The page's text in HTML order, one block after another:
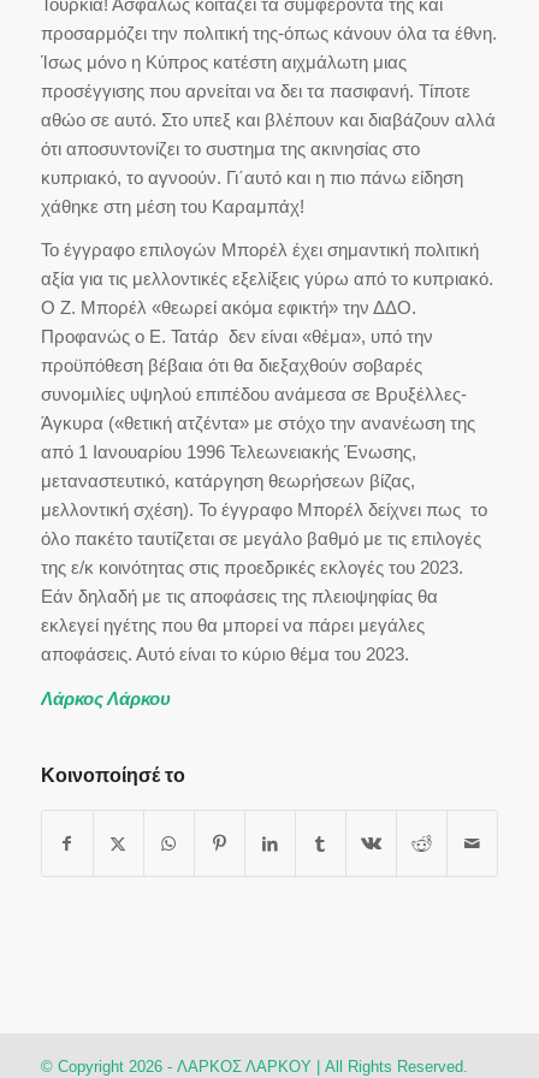
προσαρμόζει την πολιτική της-όπως κάνουν όλα τα έθνη.
Ίσως μόνο η Κύπρος κατέστη αιχμάλωτη μιας
προσέγγισης που αρνείται να δει τα πασιφανή. Τίποτε
αθώο σε αυτό. Στο υπεξ και βλέπουν και διαβάζουν αλλά
ότι αποσυντονίζει το συστημα της ακινησίας στο
κυπριακό, το αγνοούν. Γι΄αυτό και η πιο πάνω είδηση
χάθηκε στη μέση του Καραμπάχ!
Το έγγραφο επιλογών Μπορέλ έχει σημαντική πολιτική
αξία για τις μελλοντικές εξελίξεις γύρω από το κυπριακό.
Ο Ζ. Μπορέλ «θεωρεί ακόμα εφικτή» την ΔΔΟ.
Προφανώς ο Ε. Τατάρ δεν είναι «θέμα», υπό την
προϋπόθεση βέβαια ότι θα διεξαχθούν σοβαρές
συνομιλίες υψηλού επιπέδου ανάμεσα σε Βρυξέλλες-
Άγκυρα («θετική ατζέντα» με στόχο την ανανέωση της
από 1 Ιανουαρίου 1996 Τελεωνειακής Ένωσης,
μεταναστευτικό, κατάργηση θεωρήσεων βίζας,
μελλοντική σχέση). Το έγγραφο Μπορέλ δείχνει πως το
όλο πακέτο ταυτίζεται σε μεγάλο βαθμό με τις επιλογές
της ε/κ κοινότητας στις προεδρικές εκλογές του 2023.
Εάν δηλαδή με τις αποφάσεις της πλειοψηφίας θα
εκλεγεί ηγέτης που θα μπορεί να πάρει μεγάλες
αποφάσεις. Αυτό είναι το κύριο θέμα του 2023.
Λάρκος Λάρκου
Κοινοποίησέ το
© Copyright 2026 - ΛΑΡΚΟΣ ΛΑΡΚΟΥ | All Rights Reserved.